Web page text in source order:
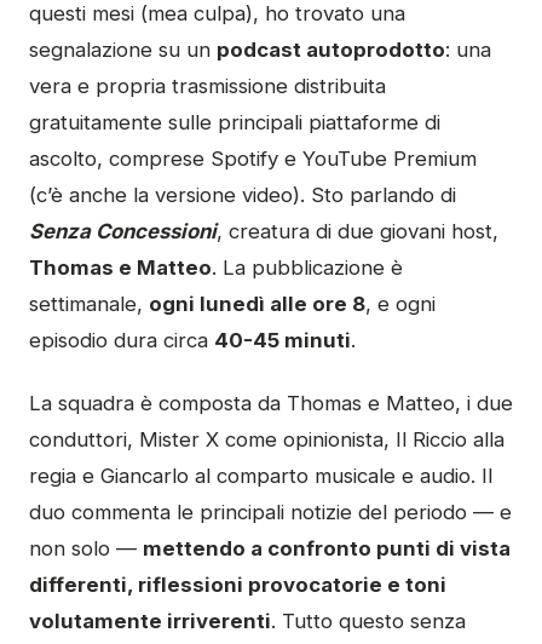
questi mesi (mea culpa), ho trovato una
segnalazione su un podcast autoprodotto: una
vera e propria trasmissione distribuita
gratuitamente sulle principali piattaforme di
ascolto, comprese Spotify e YouTube Premium
(c’è anche la versione video). Sto parlando di
Senza Concessioni, creatura di due giovani host,
Thomas e Matteo. La pubblicazione è
settimanale, ogni lunedì alle ore 8, e ogni
episodio dura circa 40-45 minuti.
La squadra è composta da Thomas e Matteo, i due
conduttori, Mister X come opinionista, Il Riccio alla
regia e Giancarlo al comparto musicale e audio. Il
duo commenta le principali notizie del periodo — e
non solo — mettendo a confronto punti di vista
differenti, riflessioni provocatorie e toni
volutamente irriverenti. Tutto questo senza